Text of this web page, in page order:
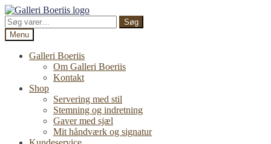
Spring
til
navigation
Spring
til
indhold
Søg
efter:
Søg
Menu
Galleri Boeriis
Om Galleri Boeriis
Kontakt
Shop
Servering med stil
Stemning og indretning
Gaver med sjæl
Mit håndværk og signatur